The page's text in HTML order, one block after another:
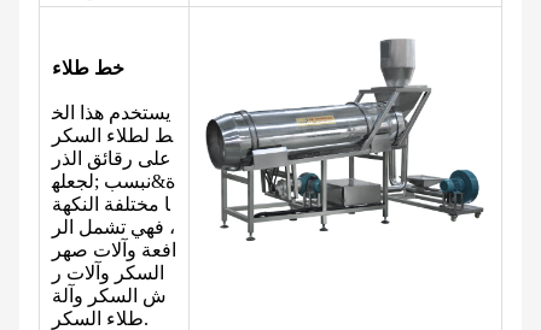
خط طلاء
يستخدم هذا الخ
ط لطلاء السكر
على رقائق الذر
ة&نبسب ;لجعله
ا مختلفة النكهة
، فهي تشمل الر
افعة وآلات صهر
السكر وآلات ر
ش السكر وآلة
طلاء السكر.